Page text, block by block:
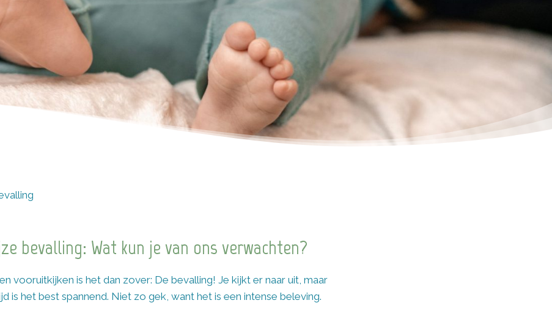
bevalling: Wat kun je van ons verwachten?
vooruitkijken is het dan zover: De bevalling! Je kijkt er naar uit, maar
is het best spannend. Niet zo gek, want het is een intense beleving.